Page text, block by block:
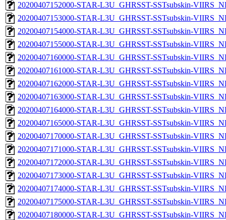
20200407152000-STAR-L3U_GHRSST-SSTsubskin-
20200407153000-STAR-L3U_GHRSST-SSTsubskin-
20200407154000-STAR-L3U_GHRSST-SSTsubskin-
20200407155000-STAR-L3U_GHRSST-SSTsubskin-
20200407160000-STAR-L3U_GHRSST-SSTsubskin-
20200407161000-STAR-L3U_GHRSST-SSTsubskin-
20200407162000-STAR-L3U_GHRSST-SSTsubskin-
20200407163000-STAR-L3U_GHRSST-SSTsubskin-
20200407164000-STAR-L3U_GHRSST-SSTsubskin-
20200407165000-STAR-L3U_GHRSST-SSTsubskin-
20200407170000-STAR-L3U_GHRSST-SSTsubskin-
20200407171000-STAR-L3U_GHRSST-SSTsubskin-
20200407172000-STAR-L3U_GHRSST-SSTsubskin-
20200407173000-STAR-L3U_GHRSST-SSTsubskin-
20200407174000-STAR-L3U_GHRSST-SSTsubskin-
20200407175000-STAR-L3U_GHRSST-SSTsubskin-
20200407180000-STAR-L3U_GHRSST-SSTsubskin-